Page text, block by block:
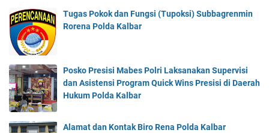
Tugas Pokok dan Fungsi (Tupoksi) Subbagrenmin
Rorena Polda Kalbar
Posko Presisi Mabes Polri Laksanakan Supervisi
dan Asistensi Program Quick Wins Presisi di Daerah
Hukum Polda Kalbar
Alamat dan Kontak Biro Rena Polda Kalbar